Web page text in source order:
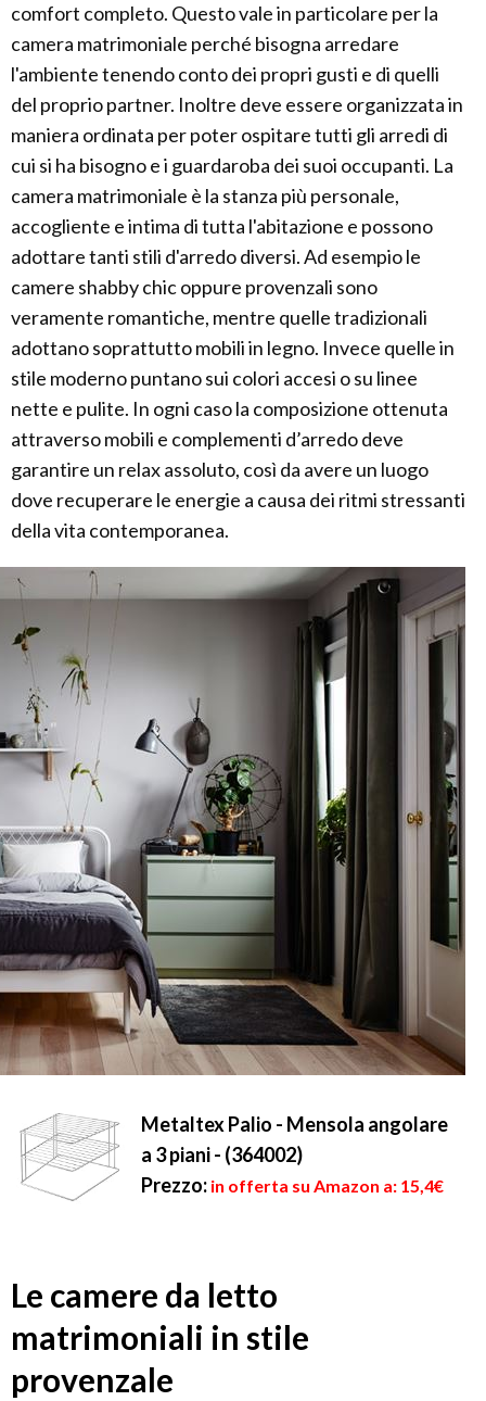
comfort completo. Questo vale in particolare per la
camera matrimoniale perché bisogna arredare
l'ambiente tenendo conto dei propri gusti e di quelli
del proprio partner. Inoltre deve essere organizzata in
maniera ordinata per poter ospitare tutti gli arredi di
cui si ha bisogno e i guardaroba dei suoi occupanti. La
camera matrimoniale è la stanza più personale,
accogliente e intima di tutta l'abitazione e possono
adottare tanti stili d'arredo diversi. Ad esempio le
camere shabby chic oppure provenzali sono
veramente romantiche, mentre quelle tradizionali
adottano soprattutto mobili in legno. Invece quelle in
stile moderno puntano sui colori accesi o su linee
nette e pulite. In ogni caso la composizione ottenuta
attraverso mobili e complementi d’arredo deve
garantire un relax assoluto, così da avere un luogo
dove recuperare le energie a causa dei ritmi stressanti
della vita contemporanea.
Metaltex Palio - Mensola angolare
a 3 piani - (364002)
Prezzo: in offerta su Amazon a: 15,4€
Le camere da letto
matrimoniali in stile
provenzale